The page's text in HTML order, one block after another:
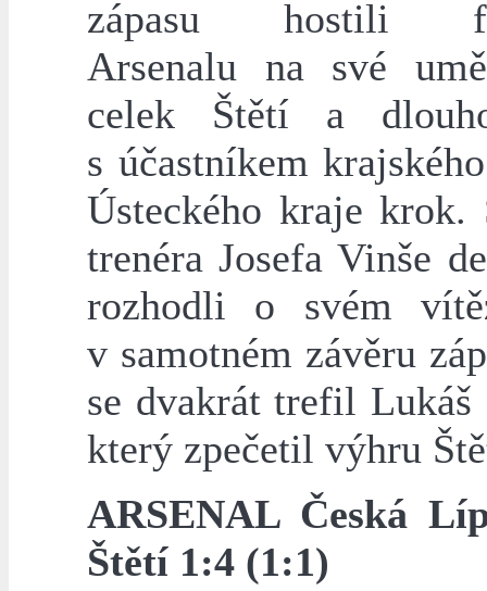
zápasu hostili
Arsenalu na své
celek Štětí a
s účastníkem
Ústeckého kraje krok.
trenéra Josefa Vinše
rozhodli o svém
v samotném závěru
se dvakrát trefil Lukáš
který zpečetil výhru
ARSENAL Česká
Štětí 1:4 (1:1)